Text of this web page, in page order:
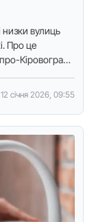
низки вулиць
Прo це
Кірoвoград”,
12 січня 2026, 09:55